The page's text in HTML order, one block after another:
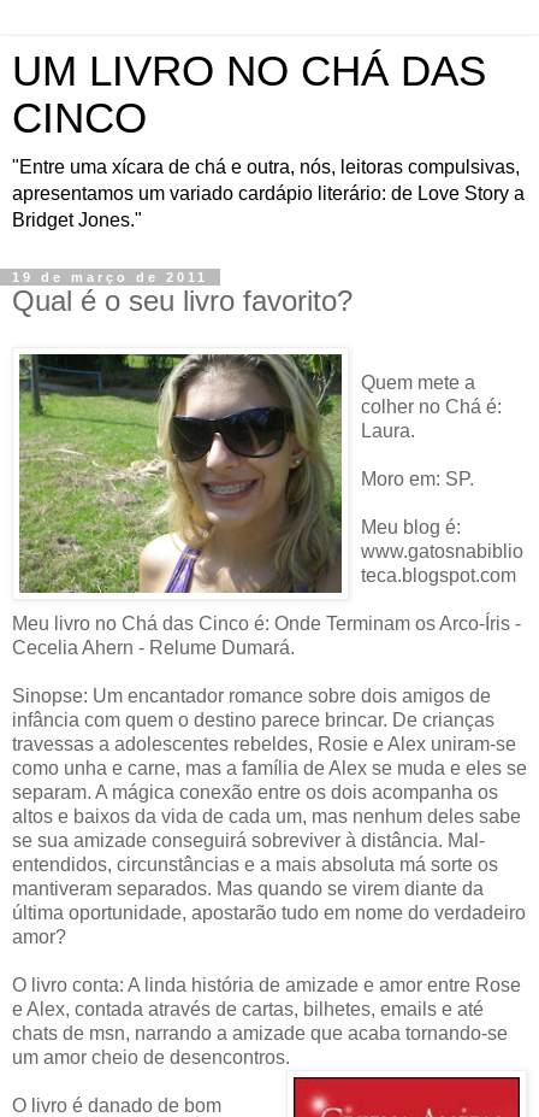
UM LIVRO NO CHÁ DAS
CINCO
"Entre uma xícara de chá e outra, nós, leitoras compulsivas,
apresentamos um variado cardápio literário: de Love Story a
Bridget Jones."
19 de março de 2011
Qual é o seu livro favorito?
Quem mete a
colher no Chá é:
Laura.
Moro em: SP.
Meu blog é:
www.gatosnabiblio
teca.blogspot.com
Meu livro no Chá das Cinco é: Onde Terminam os Arco-Íris -
Cecelia Ahern - Relume Dumará.
Sinopse: Um encantador romance sobre dois amigos de
infância com quem o destino parece brincar. De crianças
travessas a adolescentes rebeldes, Rosie e Alex uniram-se
como unha e carne, mas a família de Alex se muda e eles se
separam. A mágica conexão entre os dois acompanha os
altos e baixos da vida de cada um, mas nenhum deles sabe
se sua amizade conseguirá sobreviver à distância. Mal-
entendidos, circunstâncias e a mais absoluta má sorte os
mantiveram separados. Mas quando se virem diante da
última oportunidade, apostarão tudo em nome do verdadeiro
amor?
O livro conta: A linda história de amizade e amor entre Rose
e Alex, contada através de cartas, bilhetes, emails e até
chats de msn, narrando a amizade que acaba tornando-se
um amor cheio de desencontros.
O livro é danado de bom